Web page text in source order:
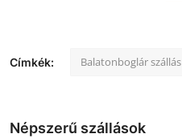
Címkék: Balatonboglár szállás
Népszerű szállások